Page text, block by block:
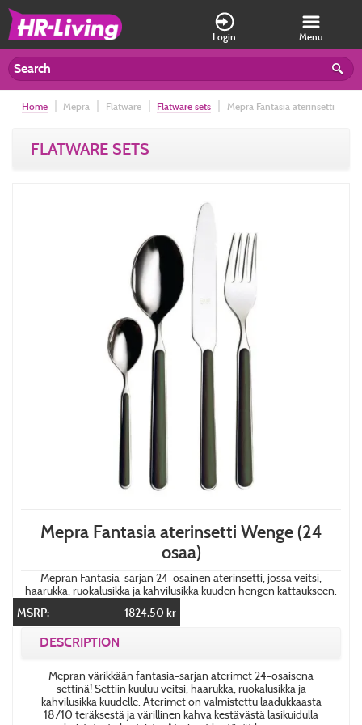
Login Menu
Home Mepra Flatware Flatware sets
Mepra Fantasia aterinsetti
FLATWARE SETS
Mepra Fantasia aterinsetti Wenge (24
osaa)
Mepran Fantasia-sarjan 24-osainen aterinsetti, jossa veitsi,
haarukka, ruokalusikka ja kahvilusikka kuuden hengen kattaukseen.
MSRP:
1824.50 kr
DESCRIPTION
Mepran värikkään fantasia-sarjan aterimet 24-osaisena
settinä! Settiin kuuluu veitsi, haarukka, ruokalusikka ja
kahvilusikka kuudelle. Aterimet on valmistettu laadukkaasta
18/10 teräksestä ja värillinen kahva kestävästä lasikuidulla